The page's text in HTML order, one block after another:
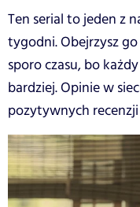
Ten serial to jeden z
tygodni. Obejrzysz
sporo czasu, bo
bardziej. Opinie w
pozytywnych